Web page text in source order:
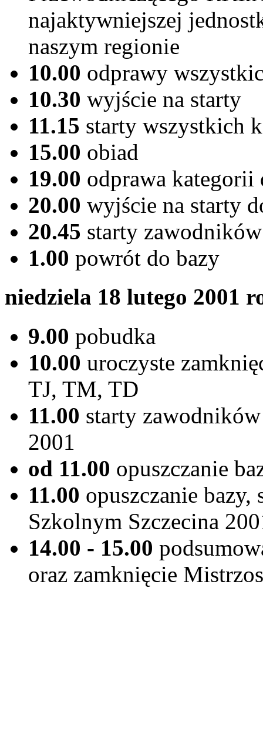
najaktywniejszej
naszym regionie
10.00 odprawy
10.30 wyjście na starty
11.15 starty wszystkich
15.00 obiad
19.00 odprawa kategorii
20.00 wyjście na starty
20.45 starty zawodników
1.00 powrót do bazy
niedziela 18 lutego 2001
9.00 pobudka
10.00 uroczyste
TJ, TM, TD
11.00 starty
2001
od 11.00 opuszczanie
11.00 opuszczanie bazy,
Szkolnym Szczecina
14.00 - 15.00
oraz zamknięcie